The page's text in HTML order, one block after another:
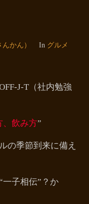
かん） In グルメ
J-T（社内勉強
、飲み方”
の季節到来に備え
一子相伝”？か